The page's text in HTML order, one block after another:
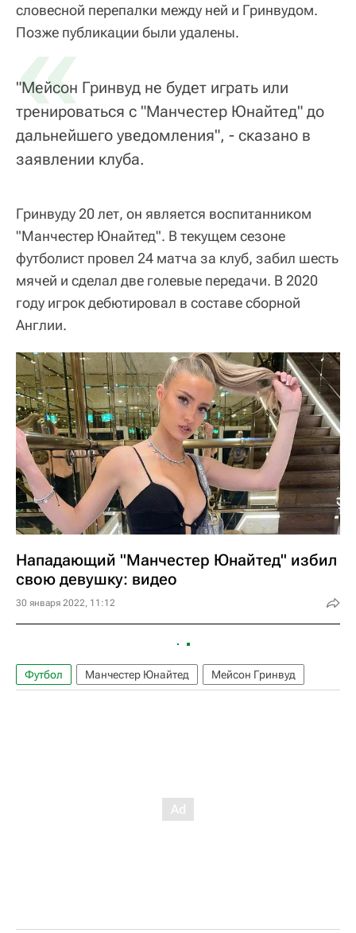
словесной перепалки между ней и Гринвудом.
Позже публикации были удалены.
«
"Мейсон Гринвуд не будет играть или
тренироваться с "Манчестер Юнайтед" до
дальнейшего уведомления", - сказано в
заявлении клуба.
Гринвуду 20 лет, он является воспитанником
"Манчестер Юнайтед". В текущем сезоне
футболист провел 24 матча за клуб, забил шесть
мячей и сделал две голевые передачи. В 2020
году игрок дебютировал в составе сборной
Англии.
Нападающий "Манчестер Юнайтед" избил
свою девушку: видео
30 января 2022, 11:12
Футбол Манчестер Юнайтед Мейсон Гринвуд